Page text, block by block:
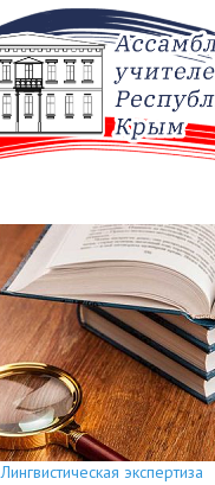
Лингвистическая экспертиза